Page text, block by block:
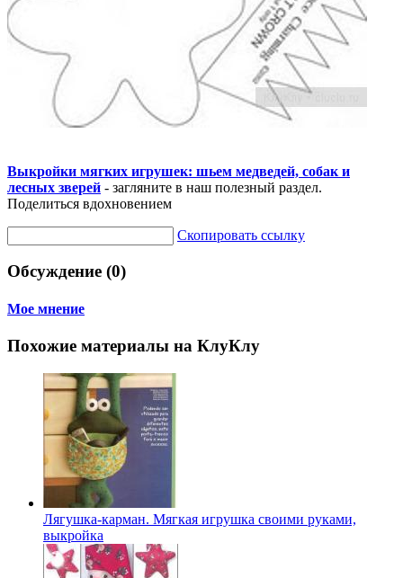
Выкройки мягких игрушек: шьем медведей, собак и
лесных зверей - загляните в наш полезный раздел.
Поделиться вдохновением
Скопировать ссылку
Обсуждение (0)
Мое мнение
Похожие материалы на КлуКлу
Лягушка-карман. Мягкая игрушка своими руками,
выкройка